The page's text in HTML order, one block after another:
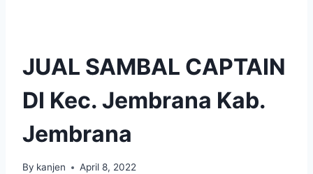
JUAL SAMBAL CAPTAIN
DI Kec. Jembrana Kab.
Jembrana
By kanjen April 8, 2022